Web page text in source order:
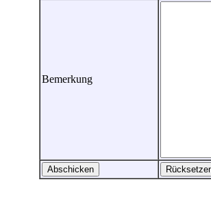
Bemerkung